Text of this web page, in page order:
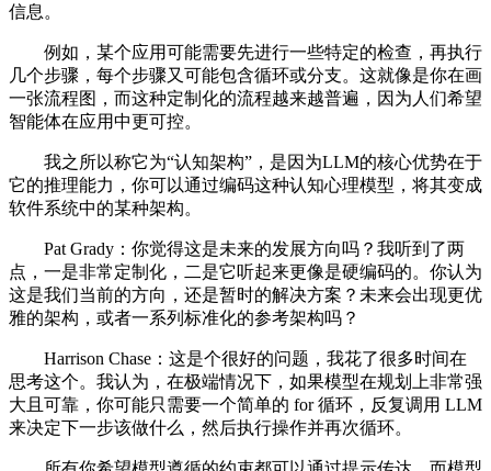
信息。
例如，某个应用可能需要先进行一些特定的检查，再执行
几个步骤，每个步骤又可能包含循环或分支。这就像是你在画
一张流程图，而这种定制化的流程越来越普遍，因为人们希望
智能体在应用中更可控。
我之所以称它为“认知架构”，是因为LLM的核心优势在于
它的推理能力，你可以通过编码这种认知心理模型，将其变成
软件系统中的某种架构。
Pat Grady：你觉得这是未来的发展方向吗？我听到了两
点，一是非常定制化，二是它听起来更像是硬编码的。你认为
这是我们当前的方向，还是暂时的解决方案？未来会出现更优
雅的架构，或者一系列标准化的参考架构吗？
Harrison Chase：这是个很好的问题，我花了很多时间在
思考这个。我认为，在极端情况下，如果模型在规划上非常强
大且可靠，你可能只需要一个简单的 for 循环，反复调用 LLM
来决定下一步该做什么，然后执行操作并再次循环。